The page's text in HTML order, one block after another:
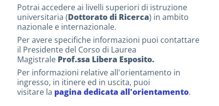
Potrai accedere ai livelli superiori di istruzione
universitaria (Dottorato di Ricerca) in ambito
nazionale e internazionale.
Per avere specifiche informazioni puoi contattare
il Presidente del Corso di Laurea
Magistrale Prof.ssa Libera Esposito.
Per informazioni relative all'orientamento in
ingresso, in itinere ed in uscita, puoi
visitare la pagina dedicata all'orientamento.